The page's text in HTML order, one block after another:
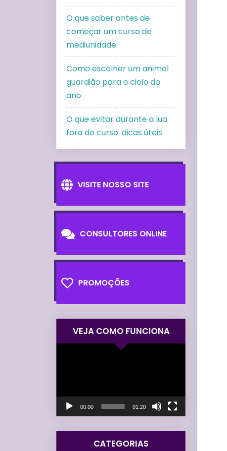
O que saber antes de
começar um curso de
mediunidade
Como escolher um animal
guardião para o ciclo do
ano
O que evitar durante a lua
fora de curso: dicas úteis
VISITE NOSSO SITE
CONSULTORES ONLINE
PROMOÇÕES
VEJA COMO FUNCIONA
00:00 01:20
CATEGORIAS